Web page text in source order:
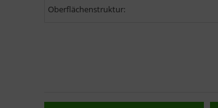
Oberflächenstruktur: